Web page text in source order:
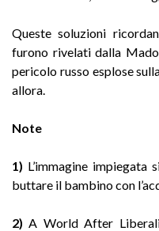
Queste soluzioni
furono rivelati dalla
pericolo russo esplose
allora.
Note
1) L’immagine
buttare il bambino con
2) A World After